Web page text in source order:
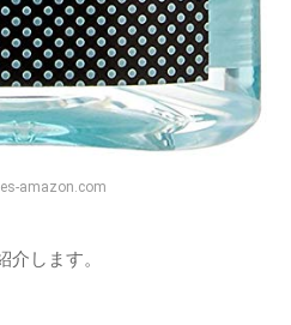
amazon.com
します。